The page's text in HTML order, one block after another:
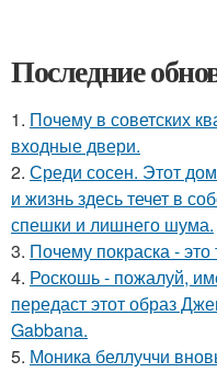
Последние
1. Почему в советских
входные двери.
2. Среди сосен. Этот
и жизнь здесь течет в
спешки и лишнего шума.
3. Почему покраска -
4. Роскошь - пожалуй,
передаст этот образ
Gabbana.
5. Моника беллуччи